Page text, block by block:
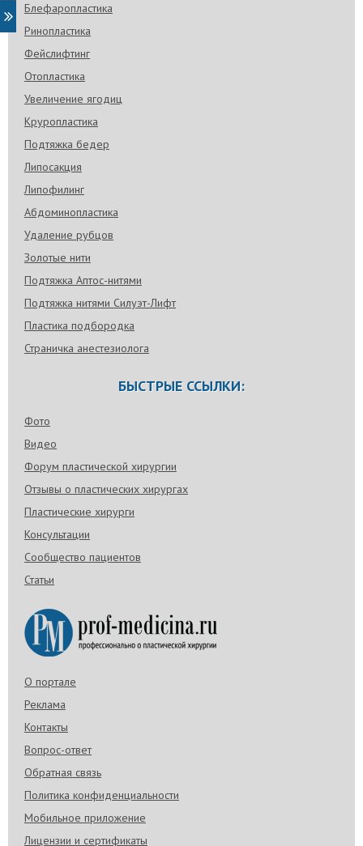
Блефаропластика
Ринопластика
Фейслифтинг
Отопластика
Увеличение ягодиц
Круропластика
Подтяжка бедер
Липосакция
Липофилинг
Абдоминопластика
Удаление рубцов
Золотые нити
Подтяжка Аптос-нитями
Подтяжка нитями Силуэт-Лифт
Пластика подбородка
Страничка анестезиолога
БЫСТРЫЕ ССЫЛКИ:
Фото
Видео
Форум пластической хирургии
Отзывы о пластических хирургах
Пластические хирурги
Консультации
Сообщество пациентов
Статьи
О портале
Реклама
Контакты
Вопрос-ответ
Обратная связь
Политика конфиденциальности
Мобильное приложение
Лицензии и сертификаты